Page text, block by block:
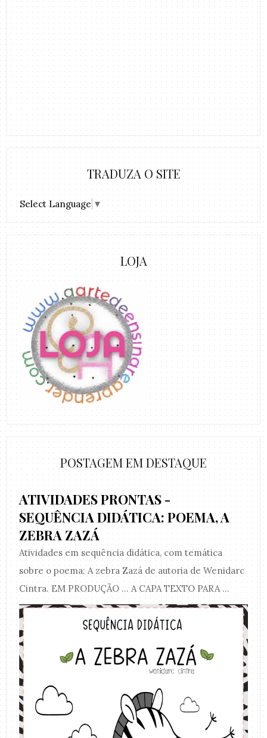
TRADUZA O SITE
Select Language ▼
LOJA
POSTAGEM EM DESTAQUE
ATIVIDADES PRONTAS -
SEQUÊNCIA DIDÁTICA: POEMA, A
ZEBRA ZAZÁ
Atividades em sequência didática, com temática
sobre o poema: A zebra Zazá de autoria de Wenidarc
Cintra. EM PRODUÇÃO ... A CAPA TEXTO PARA ...